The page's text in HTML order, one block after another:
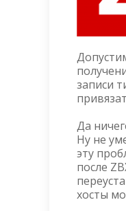
записи
Да
Ну не
эту
после
хосты